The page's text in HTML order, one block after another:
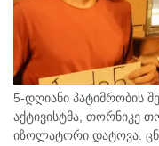
5-დღიანი პატიმრობის
აქტივისტმა, თორნიკე
იზოლატორი დატოვა.